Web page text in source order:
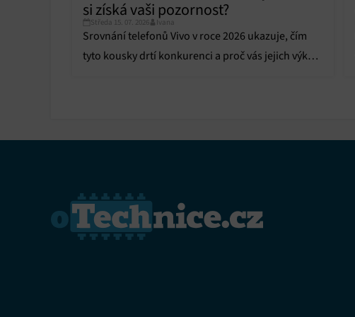
si získá vaši pozornost?
Středa 15. 07. 2026 Ivana
Srovnání telefonů Vivo v roce 2026 ukazuje, čím
tyto kousky drtí konkurenci a proč vás jejich výkon